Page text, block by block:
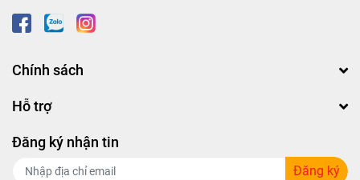
Chính sách
Hỗ trợ
Đăng ký nhận tin
Đăng ký